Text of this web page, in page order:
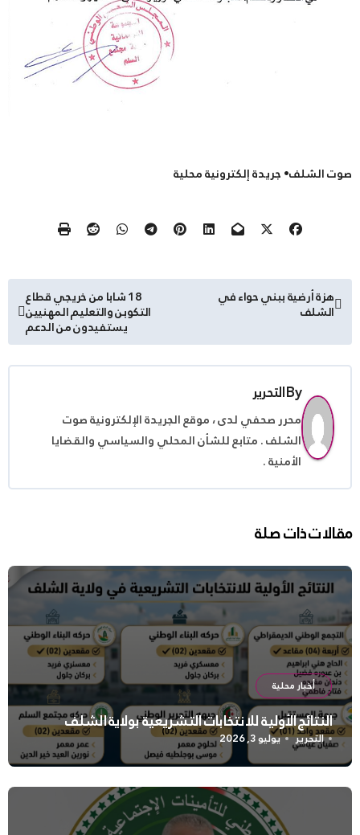
صوت الشلف• جريدة إلكترونية محلية
تصفّح
المقالات
هزة أرضية ببني حواء في
الشلف
18 شابا من خريجي قطاع
التكوبن والتعليم المهنيين
يستفيدون من الدعم
Byالتحرير
محرر صحفي لدى ، موقع الجريدة الإلكترونية صوت
الشلف . متابع للشأن المحلي والسياسي والقضايا
الأمنية .
مقالات ذات صلة
أخبار محلية
النتائج الأولية للانتخابات التشريعية بولاية الشلف
التحرير يوليو 3, 2026